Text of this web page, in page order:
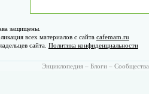
защищены.
всех материалов с сайта cafemam.ru
сайта. Политика конфиденциальности
Энциклопедия – Блоги – Сообщества